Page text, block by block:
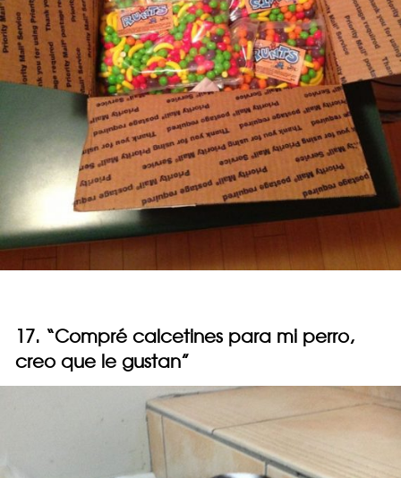
17. “Compré calcetines para mi perro,
creo que le gustan”